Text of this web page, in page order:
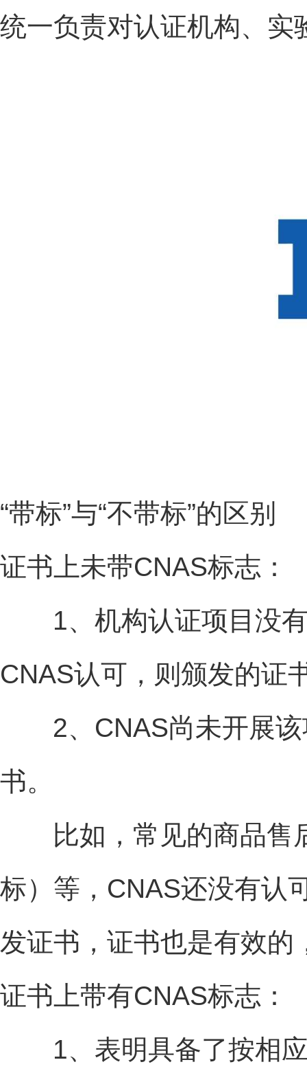
统一负责对认证机构、实
“带标”与“不带标”的区别
证书上未带CNAS标志：
1、机构认证项目没有
CNAS认可，则颁发的证
2、CNAS尚未开展该
书。
比如，常见的商品售
标）等，CNAS还没有认
发证书，证书也是有效的
证书上带有CNAS标志：
1、表明具备了按相应